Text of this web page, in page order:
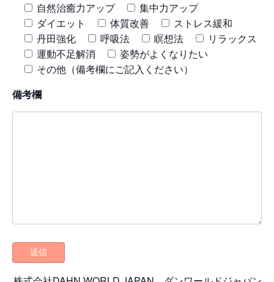
自然治癒力アップ
集中力アップ
ダイエット
体質改善
ストレス緩和
丹田強化
呼吸法 瞑想法
リラックス
運動不足解消
姿勢がよくなりたい
その他（備考欄にご記入ください）
備考欄